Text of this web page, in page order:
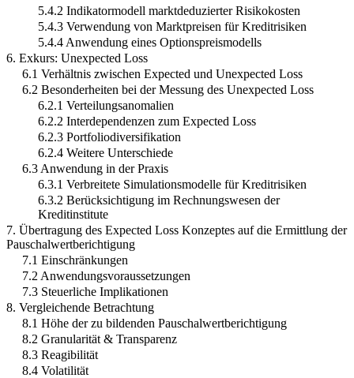
5.4.2 Indikatormodell marktdeduzierter Risikokosten
5.4.3 Verwendung von Marktpreisen für Kreditrisiken
5.4.4 Anwendung eines Optionspreismodells
6. Exkurs: Unexpected Loss
6.1 Verhältnis zwischen Expected und Unexpected Loss
6.2 Besonderheiten bei der Messung des Unexpected Loss
6.2.1 Verteilungsanomalien
6.2.2 Interdependenzen zum Expected Loss
6.2.3 Portfoliodiversifikation
6.2.4 Weitere Unterschiede
6.3 Anwendung in der Praxis
6.3.1 Verbreitete Simulationsmodelle für Kreditrisiken
6.3.2 Berücksichtigung im Rechnungswesen der
Kreditinstitute
7. Übertragung des Expected Loss Konzeptes auf die Ermittlung der
Pauschalwertberichtigung
7.1 Einschränkungen
7.2 Anwendungsvoraussetzungen
7.3 Steuerliche Implikationen
8. Vergleichende Betrachtung
8.1 Höhe der zu bildenden Pauschalwertberichtigung
8.2 Granularität & Transparenz
8.3 Reagibilität
8.4 Volatilität